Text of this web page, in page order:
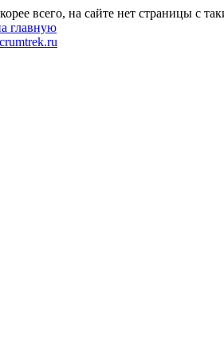
всего, на сайте нет страницы с
главную